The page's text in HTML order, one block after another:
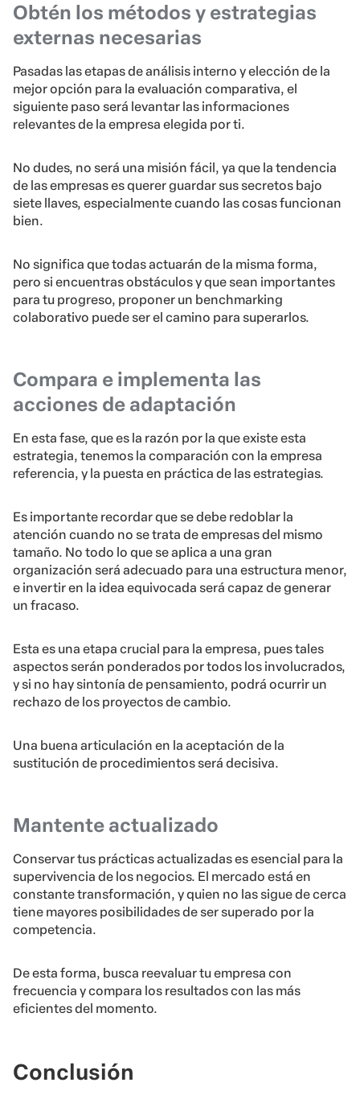
Obtén los métodos y estrategias
externas necesarias
Pasadas las etapas de análisis interno y elección de la
mejor opción para la evaluación comparativa, el
siguiente paso será levantar las informaciones
relevantes de la empresa elegida por ti.
No dudes, no será una misión fácil, ya que la tendencia
de las empresas es querer guardar sus secretos bajo
siete llaves, especialmente cuando las cosas funcionan
bien.
No significa que todas actuarán de la misma forma,
pero si encuentras obstáculos y que sean importantes
para tu progreso, proponer un benchmarking
colaborativo puede ser el camino para superarlos.
Compara e implementa las
acciones de adaptación
En esta fase, que es la razón por la que existe esta
estrategia, tenemos la comparación con la empresa
referencia, y la puesta en práctica de las estrategias.
Es importante recordar que se debe redoblar la
atención cuando no se trata de empresas del mismo
tamaño. No todo lo que se aplica a una gran
organización será adecuado para una estructura menor,
e invertir en la idea equivocada será capaz de generar
un fracaso.
Esta es una etapa crucial para la empresa, pues tales
aspectos serán ponderados por todos los involucrados,
y si no hay sintonía de pensamiento, podrá ocurrir un
rechazo de los proyectos de cambio.
Una buena articulación en la aceptación de la
sustitución de procedimientos será decisiva.
Mantente actualizado
Conservar tus prácticas actualizadas es esencial para la
supervivencia de los negocios. El mercado está en
constante transformación, y quien no las sigue de cerca
tiene mayores posibilidades de ser superado por la
competencia.
De esta forma, busca reevaluar tu empresa con
frecuencia y compara los resultados con las más
eficientes del momento.
Conclusión